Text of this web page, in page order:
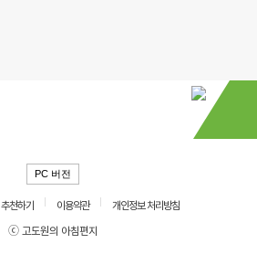
PC 버전
추천하기 이용약관
개인정보 처리방침
ⓒ 고도원의 아침편지